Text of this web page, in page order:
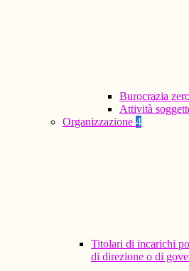
Burocrazia
Attività
Organizzazione 4
Titolari di incarichi
di direzione o di